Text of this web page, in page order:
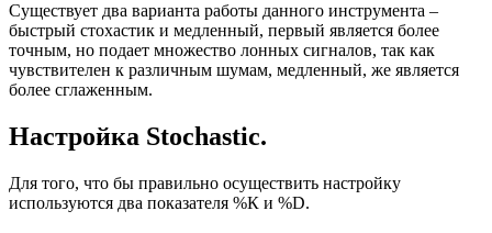
Существует два варианта работы данного инструмента –
быстрый стохастик и медленный, первый является более
точным, но подает множество лонных сигналов, так как
чувствителен к различным шумам, медленный, же является
более сглаженным.
Настройка Stochastic.
Для того, что бы правильно осуществить настройку
используются два показателя %К и %D.